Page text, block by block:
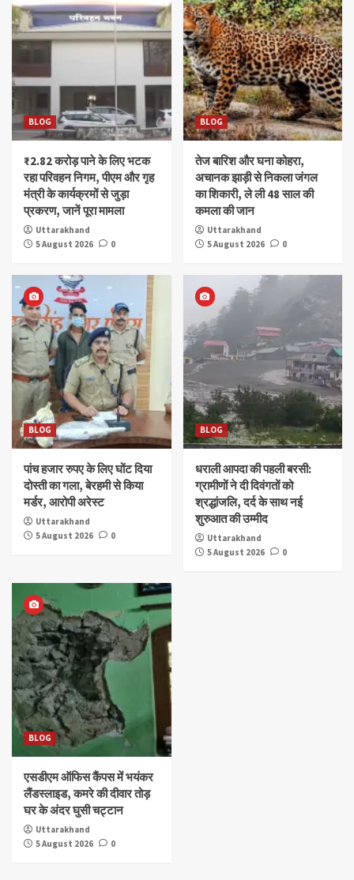
BLOG
₹2.82 करोड़ पाने के लिए भटक
रहा परिवहन निगम, पीएम और गृह
मंत्री के कार्यक्रमों से जुड़ा
प्रकरण, जानें पूरा मामला
Uttarakhand
5 August 2026
0
BLOG
तेज बारिश और घना कोहरा,
अचानक झाड़ी से निकला जंगल
का शिकारी, ले ली 48 साल की
कमला की जान
Uttarakhand
5 August 2026
0
BLOG
पांच हजार रुपए के लिए घोंट दिया
दोस्ती का गला, बेरहमी से किया
मर्डर, आरोपी अरेस्ट
Uttarakhand
5 August 2026
0
BLOG
धराली आपदा की पहली बरसी:
ग्रामीणों ने दी दिवंगतों को
श्रद्धांजलि, दर्द के साथ नई
शुरुआत की उम्मीद
Uttarakhand
5 August 2026
0
BLOG
एसडीएम ऑफिस कैंपस में भयंकर
लैंडस्लाइड, कमरे की दीवार तोड़
घर के अंदर घुसी चट्टान
Uttarakhand
5 August 2026
0